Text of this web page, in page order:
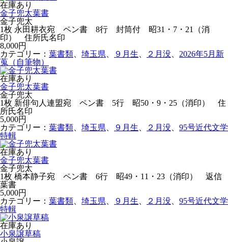
在庫あり
金子兜太葉書
金子兜太
1枚 永田耕衣宛 ペン書 8行 封筒付 昭31・7・21（消
印） 住所氏名印
8,000円
カテゴリー： 葉書類 埼玉県 ９月生 ２月没
2026年5月新
蒐（自筆物）
在庫あり
金子兜太葉書
金子兜太
1枚 新俳句人連盟宛 ペン書 5行 昭50・9・25（消印） 住
所氏名印
5,000円
カテゴリー： 葉書類 埼玉県 ９月生 ２月没
95号近代文学
特輯
在庫あり
金子兜太葉書
金子兜太
1枚 橋本静子宛 ペン書 6行 昭49・11・23（消印） 返信
葉書
5,000円
カテゴリー： 葉書類 埼玉県 ９月生 ２月没
95号近代文学
特輯
在庫あり
小泉譲草稿